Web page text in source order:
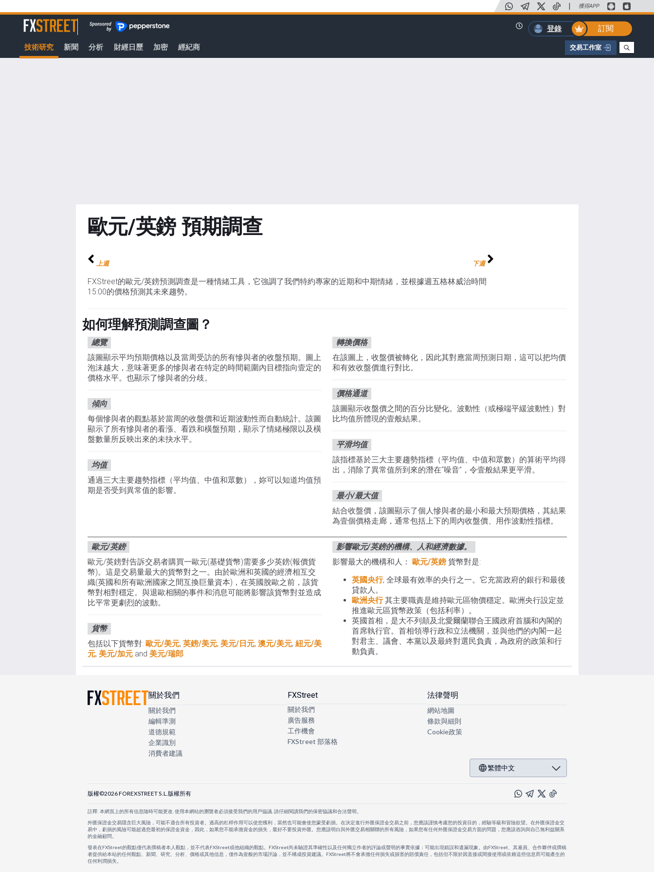
至
容
| 獲得APP
FXStreet
登錄
訂閱
技術研究 新聞 分析 財經日歷 加密 經紀商 交易工作室
歐元/英鎊 預期調查
上週 下週
FXStreet的歐元/英鎊預測調查是一種情緒工具，它強調了我們特約專家的近期和中期情緒，並根據週五格林威治時間
15:00的價格預測其未來趨勢。
如何理解預測調查圖？
總覽
該圖顯示平均預期價格以及當周受訪的所有慘與者的收盤預期。圖上
泡沫越大，意味著更多的慘與者在特定的時間範圍內目標指向壹定的
價格水平。也顯示了慘與者的分歧。
傾向
每個慘與者的觀點基於當周的收盤價和近期波動性而自動統計。該圖
顯示了所有慘與者的看漲、看跌和橫盤預期，顯示了情緒極限以及橫
盤數量所反映出來的未抉水平。
均值
通過三大主要趨勢指標（平均值、中值和眾數），妳可以知道均值預
期是否受到異常值的影響。
轉換價格
在該圖上，收盤價被轉化，因此其對應當周預測日期，這可以把均價
和有效收盤價進行對比。
價格通道
該圖顯示收盤價之間的百分比變化。波動性（或極端平緩波動性）對
比均值所體現的壹般結果。
平滑均值
該指標基於三大主要趨勢指標（平均值、中值和眾數）的算術平均得
出，消除了異常值所到來的潛在“噪音”，令壹般結果更平滑。
最小/最大值
結合收盤價，該圖顯示了個人慘與者的最小和最大預期價格，其結果
為壹個價格走廊，通常包括上下的周內收盤價、用作波動性指標。
歐元/英鎊
歐元/英鎊對告訴交易者購買一歐元(基礎貨幣)需要多少英鎊(報價貨
幣)。這是交易量最大的貨幣對之一。由於歐洲和英國的經濟相互交
織(英國和所有歐洲國家之間互換巨量資本)，在英國脫歐之前，該貨
幣對相對穩定。與退歐相關的事件和消息可能將影響該貨幣對並造成
比平常更劇烈的波動。
貨幣
包括以下貨幣對: 歐元/美元, 英鎊/美元, 美元/日元, 澳元/美元, 紐元/美
元, 美元/加元and 美元/瑞郎
影響歐元/英鎊的機構、人和經濟數據。
影響最大的機構和人： 歐元/英鎊貨幣對是:
英國央行, 全球最有效率的央行之一。它充當政府的銀行和最後
貸款人。
歐洲央行其主要職責是維持歐元區物價穩定。歐洲央行設定並
推進歐元區貨幣政策（包括利率）。
英國首相，是大不列顛及北愛爾蘭聯合王國政府首腦和內閣的
首席執行官。首相領導行政和立法機關，並與他們的內閣一起
對君主、議會、本黨以及最終對選民負責，為政府的政策和行
動負責。
關於我們
關於我們
編輯準測
道德規範
企業識別
消費者建議
FXStreet
關於我們
廣告服務
工作機會
FXStreet 部落格
法律聲明
網站地圖
條款與細則
Cookie政策
繁體中文
版權©2026 FOREXSTREET S.L.版權所有
註釋: 本網頁上的所有信息隨時可能更改. 使用本網站的瀏覽者必須接受我們的用戶協議. 請仔細閱讀我們的保密協議和合法聲明。
外匯保證金交易隱含巨大風險，可能不適合所有投資者。過高的杠桿作用可以使您獲利，當然也可能會使您蒙受虧損。在決定進行外匯保證金交易之前，您應該謹慎考慮您的投資目的，經驗等級和冒險欲望。在外匯保證金交
易中，虧損的風險可能超過您最初的保證金資金，因此，如果您不能承擔資金的損失，最好不要投資外匯。您應該明白與外匯交易相關聯的所有風險，如果您有任何外匯保證金交易方面的問題，您應該咨詢與自己無利益關系
的金融顧問。
發表在FXStreet的觀點僅代表撰稿者本人觀點，並不代表FXStreet或他組織的觀點。FXStreet尚未驗證其準確性以及任何獨立作者的評論或聲明的事實依據：可能出現錯誤和遺漏現象。由FXStreet、其雇員、合作夥伴或撰稿
者提供給本站的任何觀點、新聞、研究、分析、價格或其他信息，僅作為壹般的市場評論，並不構成投資建議。FXStreet將不會承擔任何損失或損害的賠償責任，包括但不限於因直接或間接使用或依賴這些信息而可能產生的
任何利潤損失。